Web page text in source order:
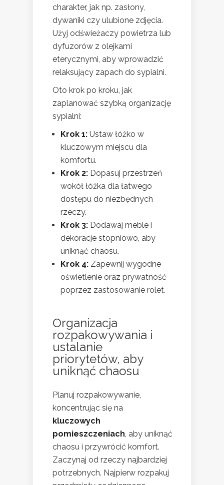
charakter, jak np. zasłony,
dywaniki czy ulubione zdjęcia.
Użyj odświeżaczy powietrza lub
dyfuzorów z olejkami
eterycznymi, aby wprowadzić
relaksujący zapach do sypialni.
Oto krok po kroku, jak
zaplanować szybką organizację
sypialni:
Krok 1: Ustaw łóżko w
kluczowym miejscu dla
komfortu.
Krok 2: Dopasuj przestrzeń
wokół łóżka dla łatwego
dostępu do niezbędnych
rzeczy.
Krok 3: Dodawaj meble i
dekoracje stopniowo, aby
uniknąć chaosu.
Krok 4: Zapewnij wygodne
oświetlenie oraz prywatność
poprzez zastosowanie rolet.
Organizacja
rozpakowywania i
ustalanie
priorytetów, aby
uniknąć chaosu
Planuj rozpakowywanie,
koncentrując się na
kluczowych
pomieszczeniach, aby uniknąć
chaosu i przywrócić komfort.
Zaczynaj od rzeczy najbardziej
potrzebnych. Najpierw rozpakuj